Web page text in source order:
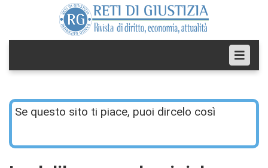
Se questo sito ti piace, puoi dircelo così